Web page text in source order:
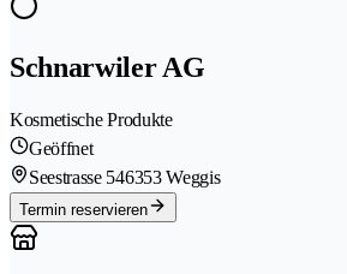
Schnarwiler AG
Kosmetische Produkte
Geöffnet
Seestrasse 546353 Weggis
Termin reservieren